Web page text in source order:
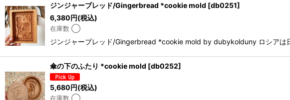
ジンジャーブレッド/Gingerbread *cookie mold [db0251]
6,380円(税込)
在庫数 ◯
ジンジャーブレッド/Gingerbread *cookie mold by dubykolduny ロシアは
傘の下のふたり *cookie mold [db0252]
5,680円(税込)
在庫数 ◯